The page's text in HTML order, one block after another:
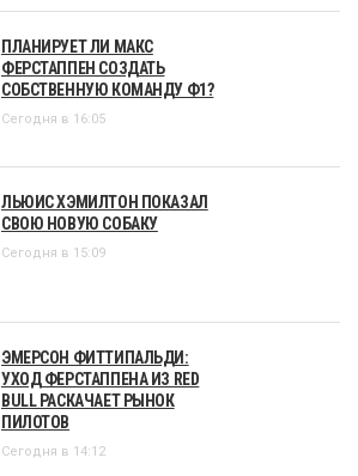
ПЛАНИРУЕТ ЛИ МАКС
ФЕРСТАППЕН СОЗДАТЬ
СОБСТВЕННУЮ КОМАНДУ Ф1?
Сегодня в 16:05
ЛЬЮИС ХЭМИЛТОН ПОКАЗАЛ
СВОЮ НОВУЮ СОБАКУ
Сегодня в 15:09
ЭМЕРСОН ФИТТИПАЛЬДИ:
УХОД ФЕРСТАППЕНА ИЗ RED
BULL РАСКАЧАЕТ РЫНОК
ПИЛОТОВ
Сегодня в 14:12